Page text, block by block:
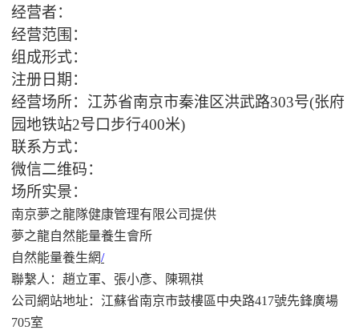
经营者：
经营范围：
组成形式：
注册日期：
经营场所：江苏省南京市秦淮区洪武路303号(张府
园地铁站2号口步行400米)
联系方式：
微信二维码：
场所实景：
南京夢之龍隊健康管理有限公司 提供
夢之龍自然能量養生會所
自然能量養生網/
聯繫人：趙立軍、張小彥、陳珮祺
公司網站地址：江蘇省南京市鼓樓區中央路417號先鋒廣場
705室